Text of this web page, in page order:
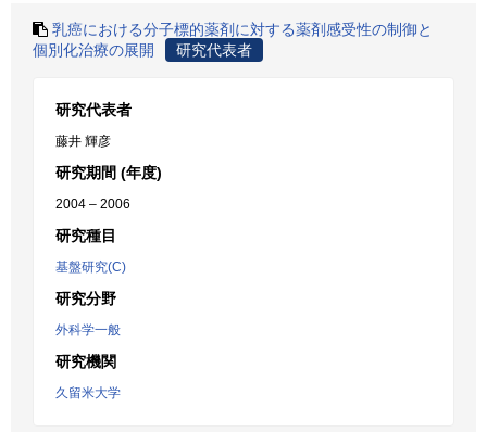
乳癌における分子標的薬剤に対する薬剤感受性の制御と
個別化治療の展開
研究代表者
研究代表者
藤井 輝彦
研究期間 (年度)
2004 – 2006
研究種目
基盤研究(C)
研究分野
外科学一般
研究機関
久留米大学